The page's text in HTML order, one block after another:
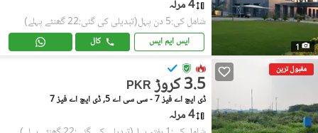
1
4 مرلہ
شامل کی:5 دن پہل (تبدیلی کی گئی:22 گھنٹے پہلے)
ایس ایم ایس کال
مقبول ترین
PKR 3.5 کروڑ
ڈی ایچ اے فیز 7 - سی سی اے 5, ڈی ایچ اے فیز 7
4 مرلہ